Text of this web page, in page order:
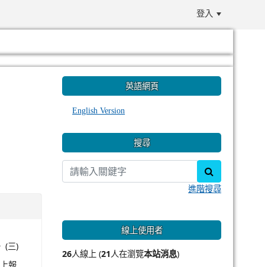
登入
(三)
英語網頁
English Version
搜尋
進階搜尋
線上使用者
26人線上 (21人在瀏覽本站消息)